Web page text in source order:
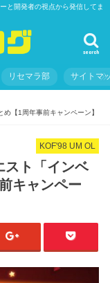
と開発者の視点から発信してま
search
リセマラ部 サイトマ
【1周年事前キャンペーン】
KOF'98 UM OL
スト「インベ
キャンペー